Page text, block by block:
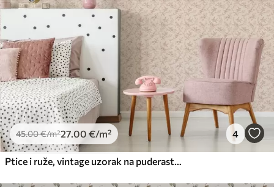
45.00€/m²27.00 €/m² 4
Ptice i ruže, vintage uzorak na puderasto ružičastoj boji